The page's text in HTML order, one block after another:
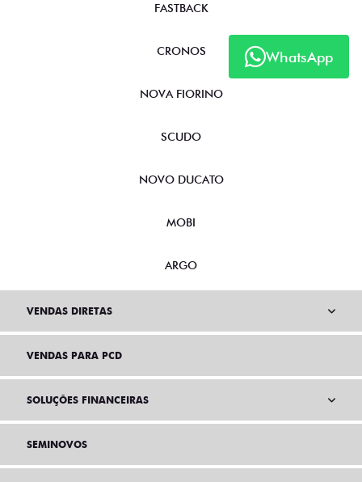
WhatsApp
FASTBACK
CRONOS
NOVA FIORINO
SCUDO
NOVO DUCATO
MOBI
ARGO
VENDAS DIRETAS
VENDAS PARA PCD
SOLUÇÕES FINANCEIRAS
SEMINOVOS